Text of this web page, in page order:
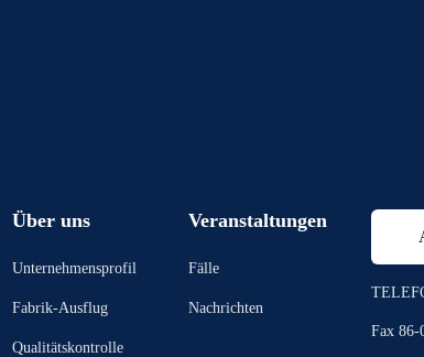
Über uns
Unternehmensprofil
Fabrik-Ausflug
Qualitätskontrolle
Veranstaltungen
Fälle
Nachrichten
Fax 86-